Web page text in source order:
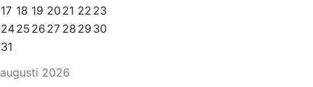
augusti 2026
17 18 19 20 21 22 23
2425 26 27 28 29 30
31